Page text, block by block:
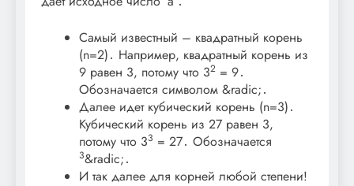
Самый известный – квадратный корень
(n=2)․ Например, квадратный корень из
9 равен 3, потому что 32 = 9․
Обозначается символом &radic;․
Далее идет кубический корень (n=3)․
Кубический корень из 27 равен 3,
потому что 33 = 27․ Обозначается
3&radic;․
И так далее для корней любой степени!